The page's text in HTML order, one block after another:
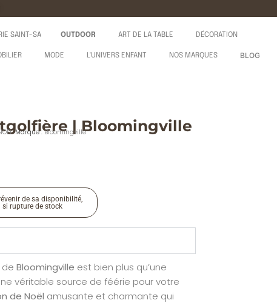
SAINT-SA OUTDOOR ART DE LA TABLE DÉCORATION
MODE L'UNIVERS ENFANT NOS MARQUES BLOG
| Bloomingville
Marque :Bloomingville
de sa disponibilité,
si rupture de stock
de Bloomingville est bien plus qu’une
véritable source de féérie pour votre
de Noël amusante et charmante qui